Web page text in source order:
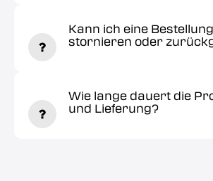
Kann ich eine Bestellung
stornieren oder
Wie lange dauert die
und Lieferung?